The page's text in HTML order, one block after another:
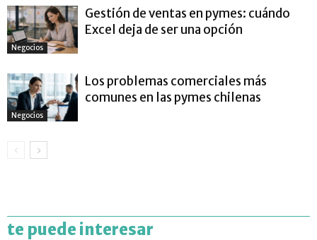
Negocios
Gestión de ventas en pymes: cuándo
Excel deja de ser una opción
Negocios
Los problemas comerciales más
comunes en las pymes chilenas
te puede interesar